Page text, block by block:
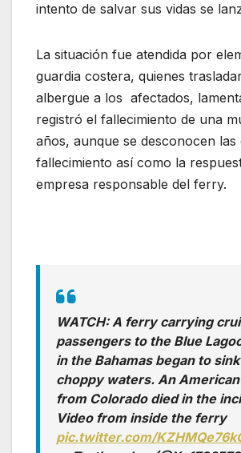
intento de salvar sus vidas se
La situación fue atendida por
guardia costera, quienes
albergue a los afectados,
registró el fallecimiento de una
años, aunque se desconocen las
fallecimiento así como la
empresa responsable del ferry.
WATCH: A ferry carrying
passengers to the Blue
in the Bahamas began to
choppy waters. An
from Colorado died in the
Video from inside the ferry
pic.twitter.com/